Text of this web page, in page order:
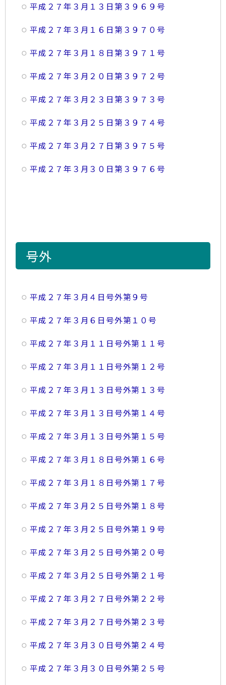
平成２７年３月１３日第３９６９号
平成２７年３月１６日第３９７０号
平成２７年３月１８日第３９７１号
平成２７年３月２０日第３９７２号
平成２７年３月２３日第３９７３号
平成２７年３月２５日第３９７４号
平成２７年３月２７日第３９７５号
平成２７年３月３０日第３９７６号
号外
平成２７年３月４日号外第９号
平成２７年３月６日号外第１０号
平成２７年３月１１日号外第１１号
平成２７年３月１１日号外第１２号
平成２７年３月１３日号外第１３号
平成２７年３月１３日号外第１４号
平成２７年３月１３日号外第１５号
平成２７年３月１８日号外第１６号
平成２７年３月１８日号外第１７号
平成２７年３月２５日号外第１８号
平成２７年３月２５日号外第１９号
平成２７年３月２５日号外第２０号
平成２７年３月２５日号外第２１号
平成２７年３月２７日号外第２２号
平成２７年３月２７日号外第２３号
平成２７年３月３０日号外第２４号
平成２７年３月３０日号外第２５号